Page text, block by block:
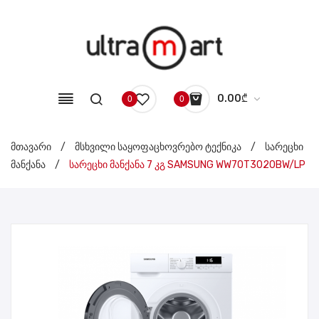
0 0 0.00₾
No products in the cart.
მთავარი / მსხვილი საყოფაცხოვრებო ტექნიკა /
სარეცხი
მანქანა
/ სარეცხი მანქანა 7 კგ SAMSUNG WW70T3020BW/LP